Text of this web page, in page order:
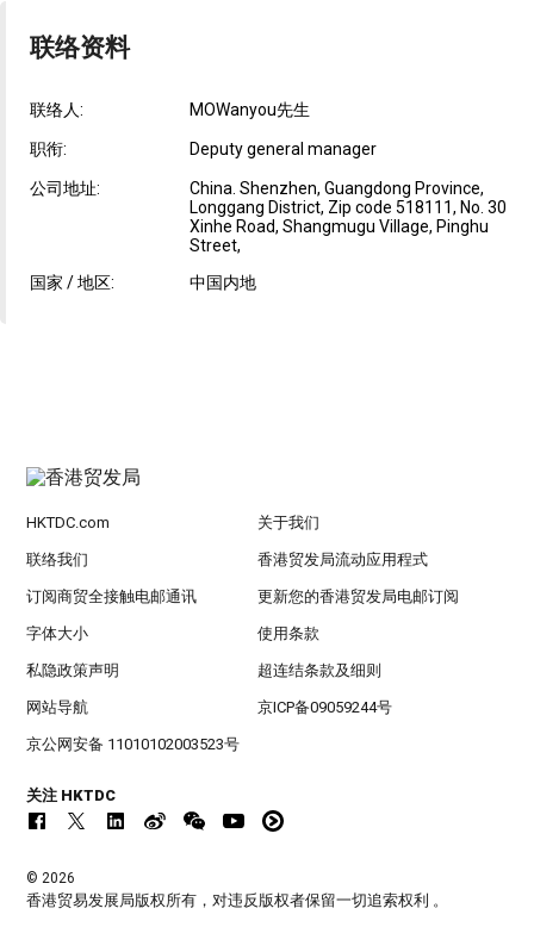
联络资料
联络人: MOWanyou先生
职衔: Deputy general manager
公司地址:
China. Shenzhen, Guangdong Province,
Longgang District, Zip code 518111, No. 30
Xinhe Road, Shangmugu Village, Pinghu
Street,
国家 / 地区:
中国内地
HKTDC.com 关于我们
联络我们 香港贸发局流动应用程式
订阅商贸全接触电邮通讯 更新您的香港贸发局电邮订阅
字体大小 使用条款
私隐政策声明 超连结条款及细则
网站导航 京ICP备09059244号
京公网安备 11010102003523号
关注 HKTDC
© 2026
香港贸易发展局版权所有，对违反版权者保留一切追索权利 。